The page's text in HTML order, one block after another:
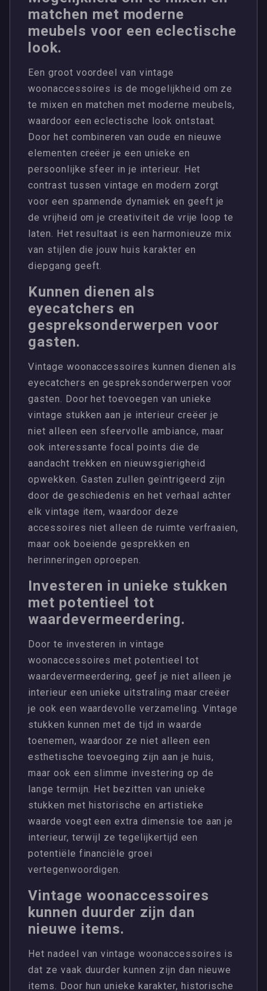
matchen met moderne
meubels voor een eclectische
look.
Een groot voordeel van vintage
woonaccessoires is de mogelijkheid om ze
te mixen en matchen met moderne meubels,
waardoor een eclectische look ontstaat.
Door het combineren van oude en nieuwe
elementen creëer je een unieke en
persoonlijke sfeer in je interieur. Het
contrast tussen vintage en modern zorgt
voor een spannende dynamiek en geeft je
de vrijheid om je creativiteit de vrije loop te
laten. Het resultaat is een harmonieuze mix
van stijlen die jouw huis karakter en
diepgang geeft.
Kunnen dienen als
eyecatchers en
gespreksonderwerpen voor
gasten.
Vintage woonaccessoires kunnen dienen als
eyecatchers en gespreksonderwerpen voor
gasten. Door het toevoegen van unieke
vintage stukken aan je interieur creëer je
niet alleen een sfeervolle ambiance, maar
ook interessante focal points die de
aandacht trekken en nieuwsgierigheid
opwekken. Gasten zullen geïntrigeerd zijn
door de geschiedenis en het verhaal achter
elk vintage item, waardoor deze
accessoires niet alleen de ruimte verfraaien,
maar ook boeiende gesprekken en
herinneringen oproepen.
Investeren in unieke stukken
met potentieel tot
waardevermeerdering.
Door te investeren in vintage
woonaccessoires met potentieel tot
waardevermeerdering, geef je niet alleen je
interieur een unieke uitstraling maar creëer
je ook een waardevolle verzameling. Vintage
stukken kunnen met de tijd in waarde
toenemen, waardoor ze niet alleen een
esthetische toevoeging zijn aan je huis,
maar ook een slimme investering op de
lange termijn. Het bezitten van unieke
stukken met historische en artistieke
waarde voegt een extra dimensie toe aan je
interieur, terwijl ze tegelijkertijd een
potentiële financiële groei
vertegenwoordigen.
Vintage woonaccessoires
kunnen duurder zijn dan
nieuwe items.
Het nadeel van vintage woonaccessoires is
dat ze vaak duurder kunnen zijn dan nieuwe
items. Door hun unieke karakter, historische